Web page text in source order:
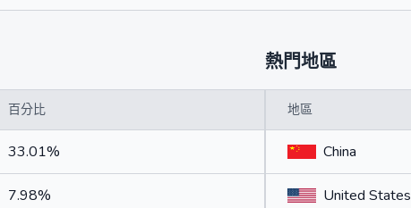
百分比
33.01%
7.98%
熱門地區
地區
China
United States